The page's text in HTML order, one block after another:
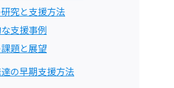
究と支援方法
支援事例
題と展望
の早期支援方法